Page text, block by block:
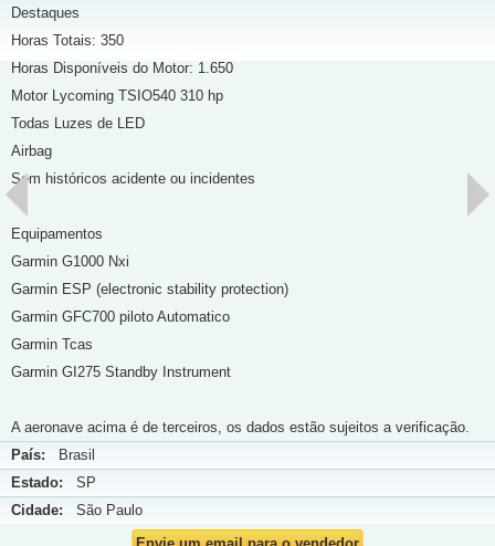
Destaques
Horas Totais: 350
Horas Disponíveis do Motor: ⁠1.650
Motor Lycoming TSIO540 310 hp
Todas Luzes de LED
Airbag
Sem históricos acidente ou incidentes
Equipamentos
Garmin G1000 Nxi
⁠Garmin ESP (electronic stability protection)
Garmin GFC700 piloto Automatico
Garmin Tcas
Garmin GI275 Standby Instrument
A aeronave acima é de terceiros, os dados estão sujeitos a verificação.
País: Brasil
Estado: SP
Cidade: São Paulo